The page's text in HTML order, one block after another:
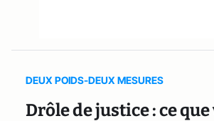
DEUX POIDS-DEUX MESURES
Drôle de justice : ce